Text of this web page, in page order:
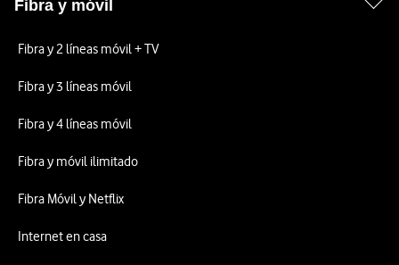
Fibra y móvil
Fibra y 2 líneas móvil + TV
Fibra y 3 líneas móvil
Fibra y 4 líneas móvil
Fibra y móvil ilimitado
Fibra Móvil y Netflix
Internet en casa